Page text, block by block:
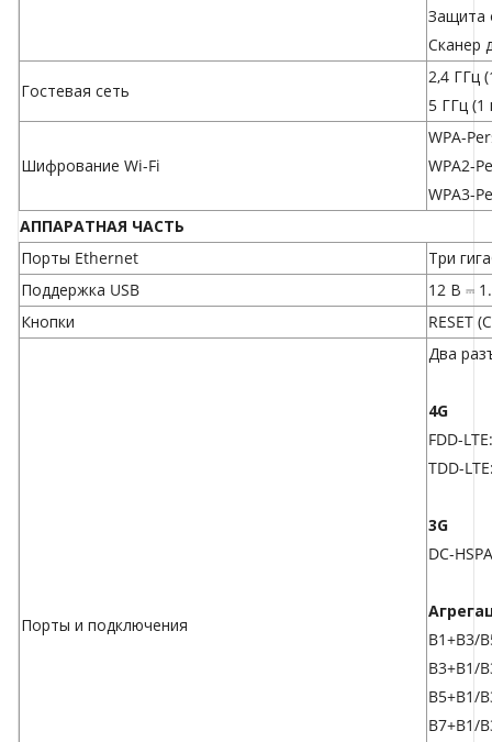
Защита
Сканер
Гостевая сеть
2,4 ГГц
5 ГГц (1
Шифрование Wi-Fi
WPA-
WPA2-
WPA3-
АППАРАТНАЯ ЧАСТЬ
Порты Ethernet
Три
Поддержка USB
12 В ⎓
Кнопки
RESET
Порты и подключения
Два
4G
FDD-
TDD-
3G
DC-
B1+B3/
B3+B1/
B5+B1/
B7+B1/